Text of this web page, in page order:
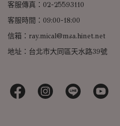
客服傳真：02-25593110
客服時間：09:00-18:00
信箱：ray.mical@msa.hinet.net
地址：台北市大同區天水路39號